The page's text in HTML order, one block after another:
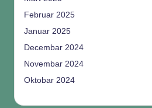
Februar 2025
Januar 2025
Decembar 2024
Novembar 2024
Oktobar 2024